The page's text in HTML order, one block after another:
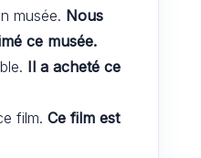
musée. Nous
ce musée.
Il a acheté ce
film. Ce film est